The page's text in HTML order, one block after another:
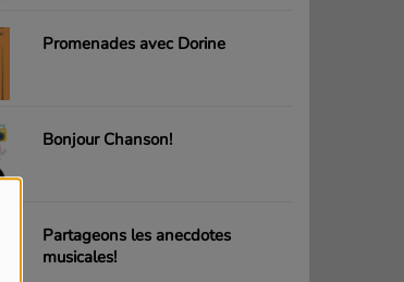
Promenades avec Dorine
Bonjour Chanson!
Partageons les anecdotes
musicales!